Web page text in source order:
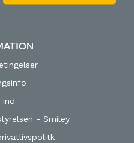
ind
- Smiley